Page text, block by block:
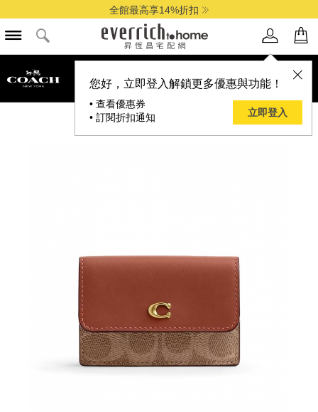
下單即贈斬小人名冊
您好，立即登入解鎖更多優惠與功能！
• 查看優惠券
• 訂閱折扣通知
立即登入
品牌選單